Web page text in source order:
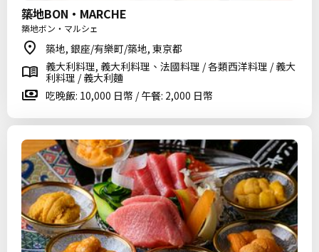
築地BON・MARCHE
築地ボン・マルシェ
築地, 銀座/有樂町/築地, 東京都
義大利料理, 義大利料理、法國料理 / 各類西洋料理 / 義大
利料理 / 義大利麵
吃晚飯: 10,000 日幣 / 午餐: 2,000 日幣